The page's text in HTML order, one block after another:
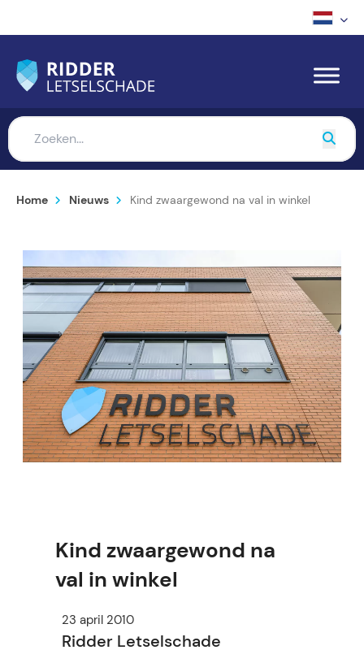
Home Nieuws Kind zwaargewond na val in winkel
Kind zwaargewond na
val in winkel
23 april 2010
Ridder Letselschade